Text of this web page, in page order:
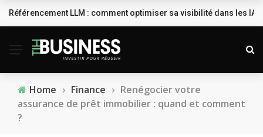
BREAKING NEWS
Référencement LLM : comment optimiser sa visibilité dans les IA
Home › Finance › Renégocier votre
assurance de prêt immobilier : quand et comment
?